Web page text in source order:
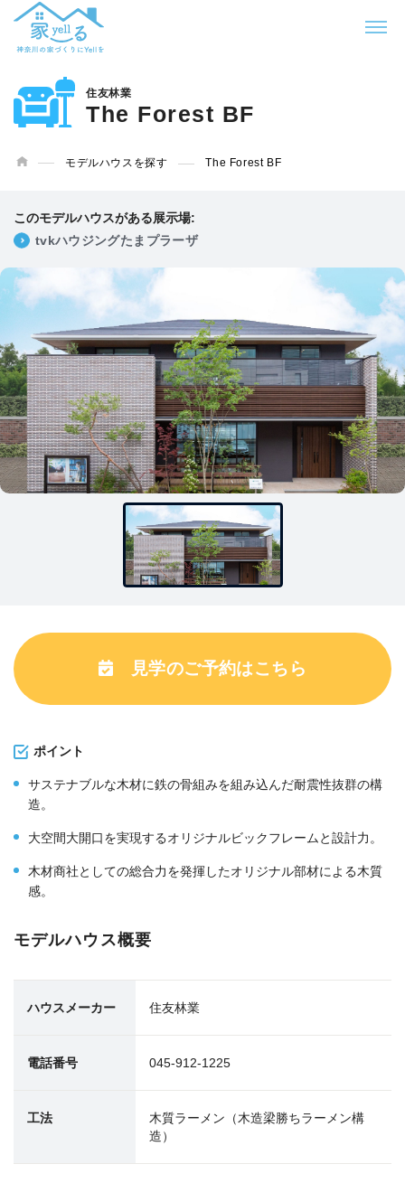
住友林業
The Forest BF
モデルハウスを探す The Forest BF
このモデルハウスがある展示場:
tvkハウジングたまプラーザ
見学のご予約はこちら
ポイント
サステナブルな木材に鉄の骨組みを組み込んだ耐震性抜群の構
造。
大空間大開口を実現するオリジナルビックフレームと設計力。
木材商社としての総合力を発揮したオリジナル部材による木質
感。
モデルハウス概要
ハウスメーカー 住友林業
電話番号 045-912-1225
工法
木質ラーメン（木造梁勝ちラーメン構
造）